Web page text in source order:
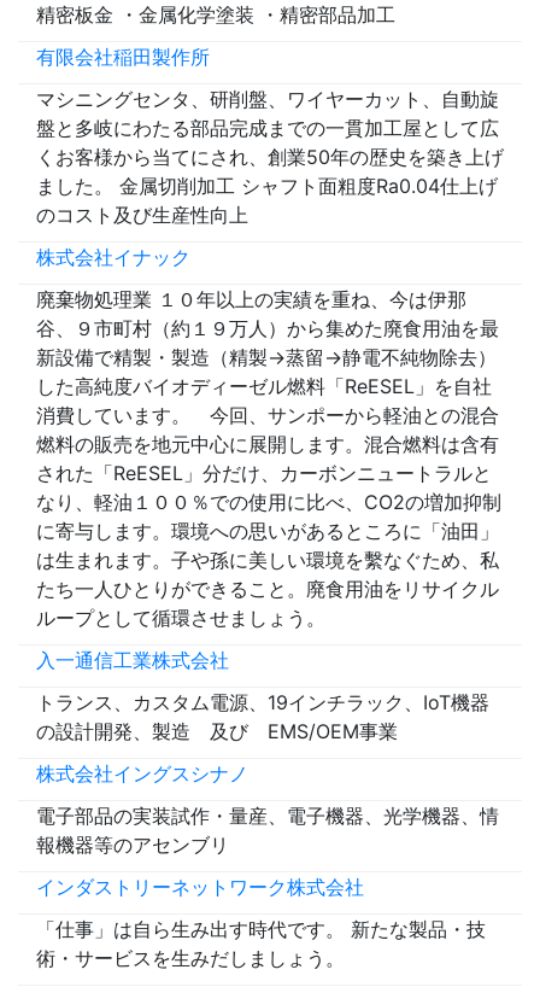
精密板金 ・金属化学塗装 ・精密部品加工
有限会社稲田製作所
マシニングセンタ、研削盤、ワイヤーカット、自動旋
盤と多岐にわたる部品完成までの一貫加工屋として広
くお客様から当てにされ、創業50年の歴史を築き上げ
ました。 金属切削加工 シャフト面粗度Ra0.04仕上げ
のコスト及び生産性向上
株式会社イナック
廃棄物処理業 １０年以上の実績を重ね、今は伊那
谷、９市町村（約１９万人）から集めた廃食用油を最
新設備で精製・製造（精製→蒸留→静電不純物除去）
した高純度バイオディーゼル燃料「ReESEL」を自社
消費しています。 今回、サンポーから軽油との混合
燃料の販売を地元中心に展開します。混合燃料は含有
された「ReESEL」分だけ、カーボンニュートラルと
なり、軽油１００％での使用に比べ、CO2の増加抑制
に寄与します。環境への思いがあるところに「油田」
は生まれます。子や孫に美しい環境を繫なぐため、私
たち一人ひとりができること。廃食用油をリサイクル
ループとして循環させましょう。
入一通信工業株式会社
トランス、カスタム電源、19インチラック、IoT機器
の設計開発、製造 及び EMS/OEM事業
株式会社イングスシナノ
電子部品の実装試作・量産、電子機器、光学機器、情
報機器等のアセンブリ
インダストリーネットワーク株式会社
「仕事」は自ら生み出す時代です。 新たな製品・技
術・サービスを生みだしましょう。